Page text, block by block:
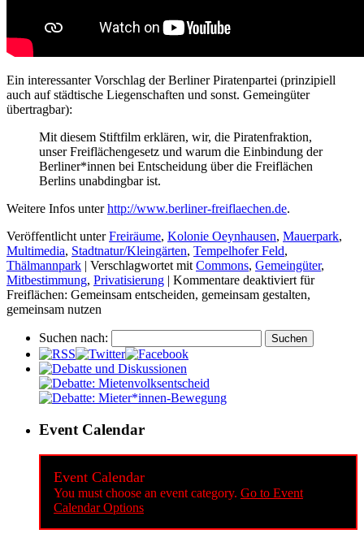
Ein interessanter Vorschlag der Berliner Piratenpartei (prinzipiell
auch auf städtische Liegenschaften und sonst. Gemeingüter
übertragbar):
Mit diesem Stiftfilm erklären, wir, die Piratenfraktion,
unser Freiflächengesetz und warum die Einbindung der
Berliner*innen bei Entscheidung über die Freiflächen
Berlins unabdingbar ist.
Weitere Infos unterhttp://www.berliner-freiflaechen.de.
Veröffentlicht unter Freiräume, Kolonie Oeynhausen, Mauerpark,
Multimedia, Stadtnatur/Kleingärten, Tempelhofer Feld,
Thälmannpark | Verschlagwortet mit Commons, Gemeingüter,
Mitbestimmung, Privatisierung | Kommentare deaktiviertfür
Freiflächen: Gemeinsam entscheiden, gemeinsam gestalten,
gemeinsam nutzen
Suchen nach:
Event Calendar
Event Calendar
You must choose an event category. Go to Event
Calendar Options